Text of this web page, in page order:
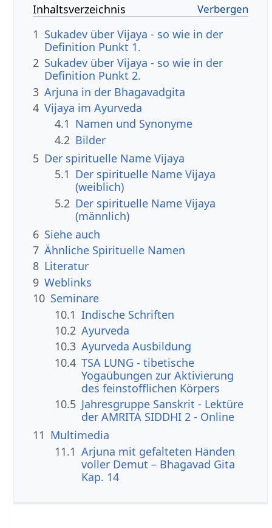
Inhaltsverzeichnis
1 Sukadev über Vijaya - so wie in der
Definition Punkt 1.
2 Sukadev über Vijaya - so wie in der
Definition Punkt 2.
3 Arjuna in der Bhagavadgita
4 Vijaya im Ayurveda
4.1 Namen und Synonyme
4.2 Bilder
5 Der spirituelle Name Vijaya
5.1 Der spirituelle Name Vijaya
(weiblich)
5.2 Der spirituelle Name Vijaya
(männlich)
6 Siehe auch
7 Ähnliche Spirituelle Namen
8 Literatur
9 Weblinks
10 Seminare
10.1 Indische Schriften
10.2 Ayurveda
10.3 Ayurveda Ausbildung
10.4 TSA LUNG - tibetische
Yogaübungen zur Aktivierung
des feinstofflichen Körpers
10.5 Jahresgruppe Sanskrit - Lektüre
der AMRITA SIDDHI 2 - Online
11 Multimedia
11.1 Arjuna mit gefalteten Händen
voller Demut – Bhagavad Gita
Kap. 14